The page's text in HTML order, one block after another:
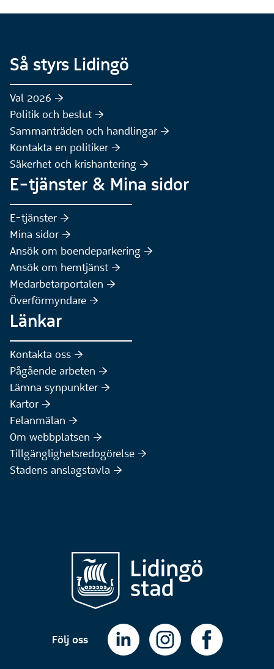
Så styrs Lidingö
Val 2026 :höger:
Politik och beslut :höger:
Sammanträden och handlingar :höger:
Kontakta en politiker :höger:
Säkerhet och krishantering :höger:
E-tjänster & Mina sidor
E-tjänster :höger:
Mina sidor :höger:
Ansök om boendeparkering :höger:
Ansök om hemtjänst :höger:
Medarbetarportalen :höger:
Överförmyndare :höger:
Länkar
Kontakta oss :höger:
Pågående arbeten :höger:
Lämna synpunkter :höger:
Kartor :höger:
Felanmälan :höger:
Om webbplatsen :höger:
Tillgänglighetsredogörelse :höger:
Stadens anslagstavla :höger:
Följ oss